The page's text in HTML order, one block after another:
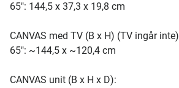
65": 144,5 x 37,3 x 19,8 cm
CANVAS med TV (B x H) (TV ingår inte)
65": ~144,5 x ~120,4 cm
CANVAS unit (B x H x D):